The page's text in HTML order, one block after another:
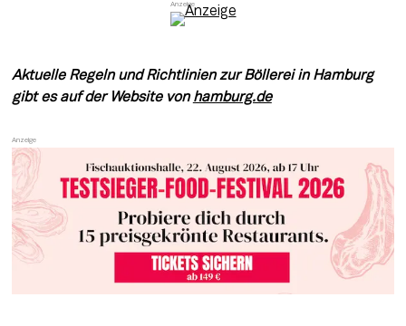
Aktuelle Regeln und Richtlinien zur Böllerei in Hamburg
gibt es auf der Website von hamburg.de